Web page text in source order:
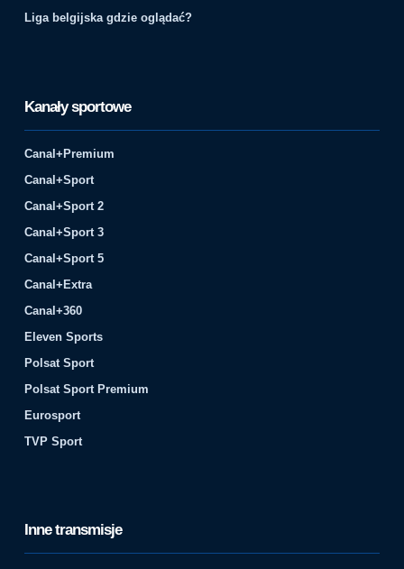
Liga belgijska gdzie oglądać?
Kanały sportowe
Canal+Premium
Canal+Sport
Canal+Sport 2
Canal+Sport 3
Canal+Sport 5
Canal+Extra
Canal+360
Eleven Sports
Polsat Sport
Polsat Sport Premium
Eurosport
TVP Sport
Inne transmisje